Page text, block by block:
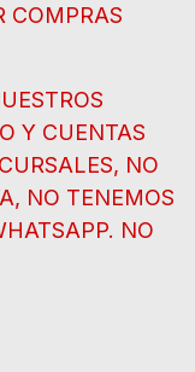
COMPRAS
Y CUENTAS
NO
NO TENEMOS
NO